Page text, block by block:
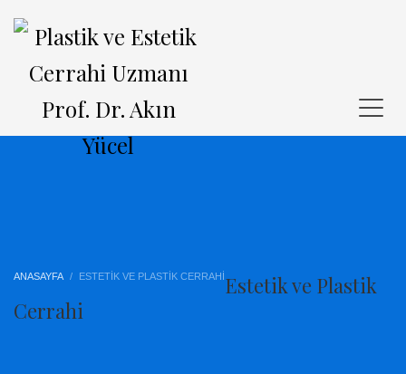
ANASAYFA ESTETİK VE PLASTİK CERRAHİEstetik ve Plastik
Cerrahi